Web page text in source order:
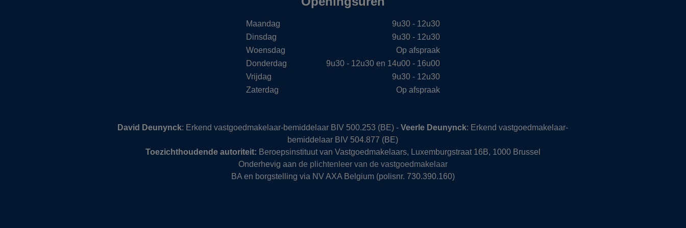
Maandag
9u30 - 12u30
Dinsdag
9u30 - 12u30
Woensdag
Op afspraak
Donderdag
9u30 - 12u30 en 14u00 - 16u00
Vrijdag
9u30 - 12u30
Zaterdag
Op afspraak
David Deunynck: Erkend vastgoedmakelaar-bemiddelaar BIV 500.253 (BE) -Veerle Deunynck: Erkend vastgoedmakelaar-
bemiddelaar BIV 504.877 (BE)
Toezichthoudende autoriteit: Beroepsinstituut van Vastgoedmakelaars, Luxemburgstraat 16B, 1000 Brussel
Onderhevig aan de plichtenleer van de vastgoedmakelaar
BA en borgstelling via NV AXA Belgium (polisnr. 730.390.160)